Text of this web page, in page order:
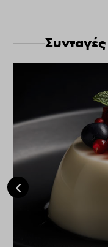
Συνταγές